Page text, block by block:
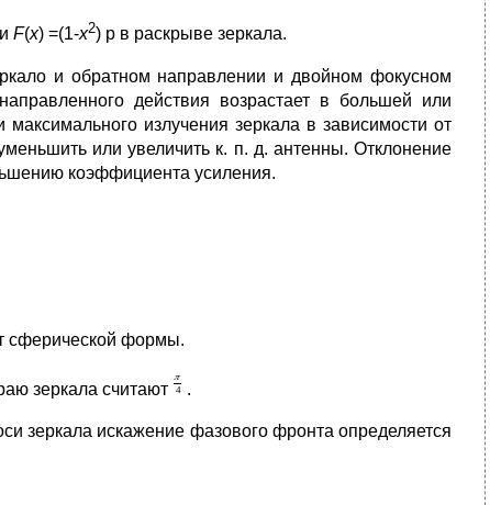
F(x) =(1-x2) p в раскрыве зеркала.
и обратном направлении и двойном фокусном
действия возрастает в большей или
излучения зеркала в зависимости от
или увеличить к. п. д. антенны. Отклонение
коэффициента усиления.
сферической формы.
зеркала считают .
зеркала искажение фазового фронта определяется